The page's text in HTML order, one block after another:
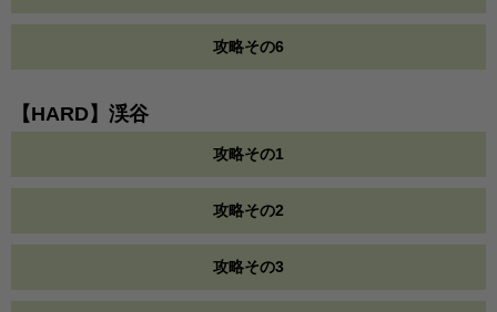
攻略その6
【HARD】渓谷
攻略その1
攻略その2
攻略その3